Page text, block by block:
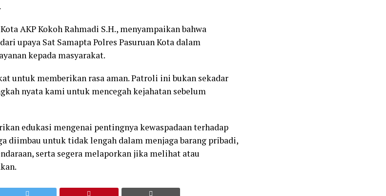
AKP Kokoh Rahmadi S.H., menyampaikan bahwa
upaya Sat Samapta Polres Pasuruan Kota dalam
kepada masyarakat.
untuk memberikan rasa aman. Patroli ini bukan sekadar
nyata kami untuk mencegah kejahatan sebelum
edukasi mengenai pentingnya kewaspadaan terhadap
diimbau untuk tidak lengah dalam menjaga barang pribadi,
serta segera melaporkan jika melihat atau